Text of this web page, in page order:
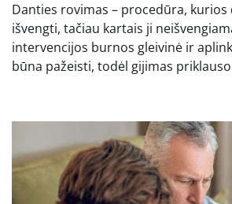
Danties rovimas – procedūra, kurios
išvengti, tačiau kartais ji
intervencijos burnos gleivinė ir
būna pažeisti, todėl gijimas